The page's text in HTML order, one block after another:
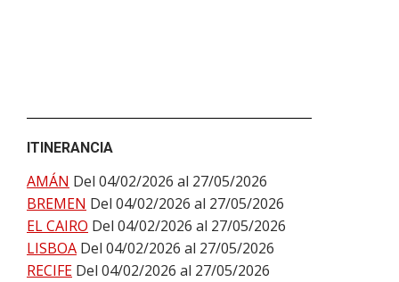
ITINERANCIA
AMÁN Del 04/02/2026 al 27/05/2026
BREMEN Del 04/02/2026 al 27/05/2026
EL CAIRO Del 04/02/2026 al 27/05/2026
LISBOA Del 04/02/2026 al 27/05/2026
RECIFE Del 04/02/2026 al 27/05/2026